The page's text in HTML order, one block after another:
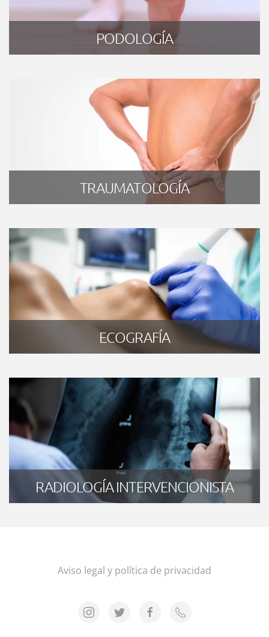
PODOLOGÍA
TRAUMATOLOGÍA
ECOGRAFÍA
RADIOLOGÍA INTERVENCIONISTA
Aviso legal y política de privacidad